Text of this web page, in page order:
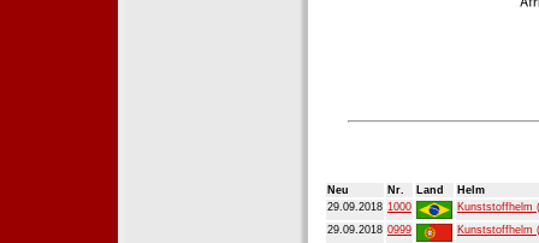
Neu Nr. Land
Helm
29.09.2018 1000
Kunststoffhelm
29.09.2018 0999
Kunststoffhelm